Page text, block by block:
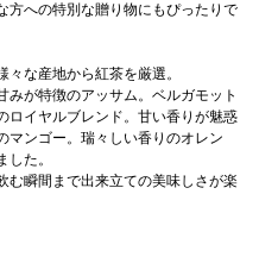
方への特別な贈り物にもぴったりで
な産地から紅茶を厳選。
が特徴のアッサム。ベルガモット
ロイヤルブレンド。甘い香りが魅惑
マンゴー。瑞々しい香りのオレン
た。
む瞬間まで出来立ての美味しさが楽